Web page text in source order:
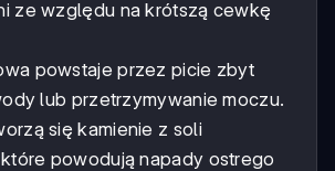
ze względu na krótszą cewkę
powstaje przez picie zbyt
lub przetrzymywanie moczu.
się kamienie z soli
powodują napady ostrego